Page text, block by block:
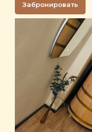
Забронировать